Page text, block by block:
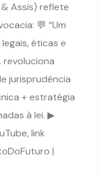
Assis) reflete
💬 “Um
éticas e
revoluciona
jurisprudência
+ estratégia
à lei. ▶
link
|